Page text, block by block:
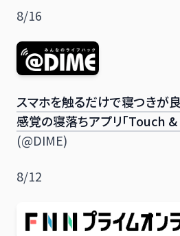
8/16
スマホを触るだけで寝つきが
感覚の寝落ちアプリ「Touch &
(@DIME)
8/12